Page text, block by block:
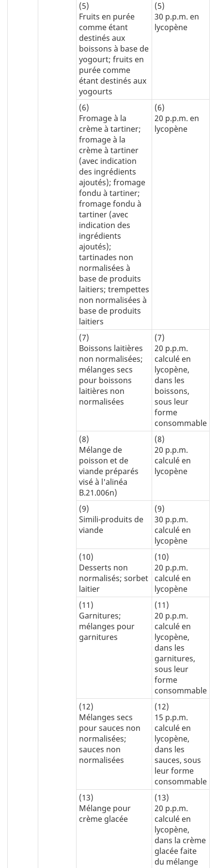
(5)
Fruits en purée
comme étant
destinés aux
boissons à base de
yogourt; fruits en
purée comme
étant destinés aux
yogourts
(5)
30 p.p.m. en
lycopène
(6)
Fromage à la
crème à tartiner;
fromage à la
crème à tartiner
(avec indication
des ingrédients
ajoutés); fromage
fondu à tartiner;
fromage fondu à
tartiner (avec
indication des
ingrédients
ajoutés);
tartinades non
normalisées à
base de produits
laitiers; trempettes
non normalisées à
base de produits
laitiers
(6)
20 p.p.m. en
lycopène
(7)
Boissons laitières
non normalisées;
mélanges secs
pour boissons
laitières non
normalisées
(7)
20 p.p.m.
calculé en
lycopène,
dans les
boissons,
sous leur
forme
consommable
(8)
Mélange de
poisson et de
viande préparés
visé à l'alinéa
B.21.006n)
(8)
20 p.p.m.
calculé en
lycopène
(9)
Simili-produits de
viande
(9)
30 p.p.m.
calculé en
lycopène
(10)
Desserts non
normalisés; sorbet
laitier
(10)
20 p.p.m.
calculé en
lycopène
(11)
Garnitures;
mélanges pour
garnitures
(11)
20 p.p.m.
calculé en
lycopène,
dans les
garnitures,
sous leur
forme
consommable
(12)
Mélanges secs
pour sauces non
normalisées;
sauces non
normalisées
(12)
15 p.p.m.
calculé en
lycopène,
dans les
sauces, sous
leur forme
consommable
(13)
Mélange pour
crème glacée
(13)
20 p.p.m.
calculé en
lycopène,
dans la crème
glacée faite
du mélange